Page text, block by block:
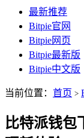
最新推荐
Bitpie官网
Bitpie网页
Bitpie最新版
Bitpie中文版
当前位置： 首页 >
比特派钱包